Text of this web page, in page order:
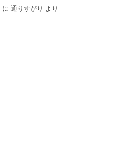
に 通りすがり より